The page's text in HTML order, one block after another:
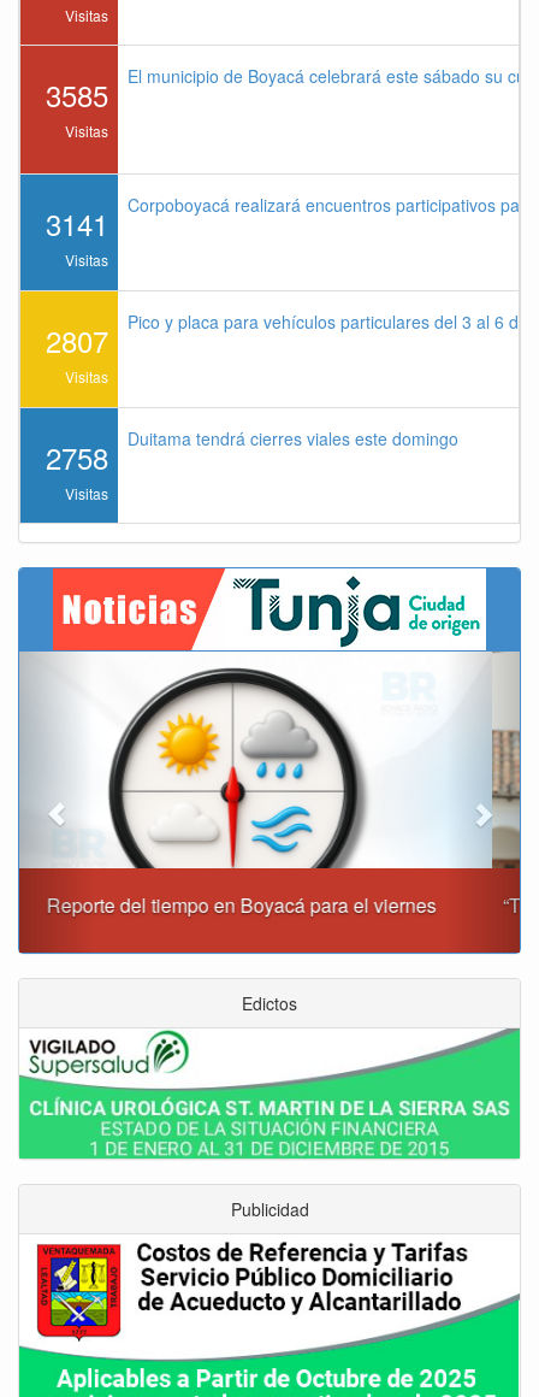
Visitas
3585
Visitas
El municipio de Boyacá celebrará este sábado su
3141
Visitas
Corpoboyacá realizará encuentros participativos
2807
Visitas
Pico y placa para vehículos particulares del 3 al 6 de
2758
Visitas
Duitama tendrá cierres viales este domingo
“Tunja nos ha dado demasiado y no podemos fallarle en
Edictos
Publicidad